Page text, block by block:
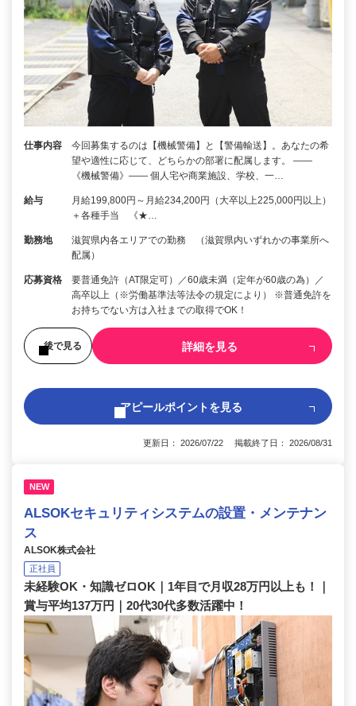
仕事内容
今回募集するのは【機械警備】と【警備輸送】。あなたの希
望や適性に応じて、どちらかの部署に配属します。 ――
《機械警備》―― 個人宅や商業施設、学校、一…
給与
月給199,800円～月給234,200円（大卒以上225,000円以上）
＋各種手当 《★…
勤務地
滋賀県内各エリアでの勤務 （滋賀県内いずれかの事業所へ
配属）
応募資格
要普通免許（AT限定可）／60歳未満（定年が60歳の為）／
高卒以上（※労働基準法等法令の規定により） ※普通免許を
お持ちでない方は入社までの取得でOK！
後で見る 詳細を見る
アピールポイントを見る
更新日： 2026/07/22 掲載終了日： 2026/08/31
NEW
ALSOKセキュリティシステムの設置・メンテナン
ス
ALSOK株式会社
正社員
未経験OK・知識ゼロOK｜1年目で月収28万円以上も！｜
賞与平均137万円｜20代30代多数活躍中！